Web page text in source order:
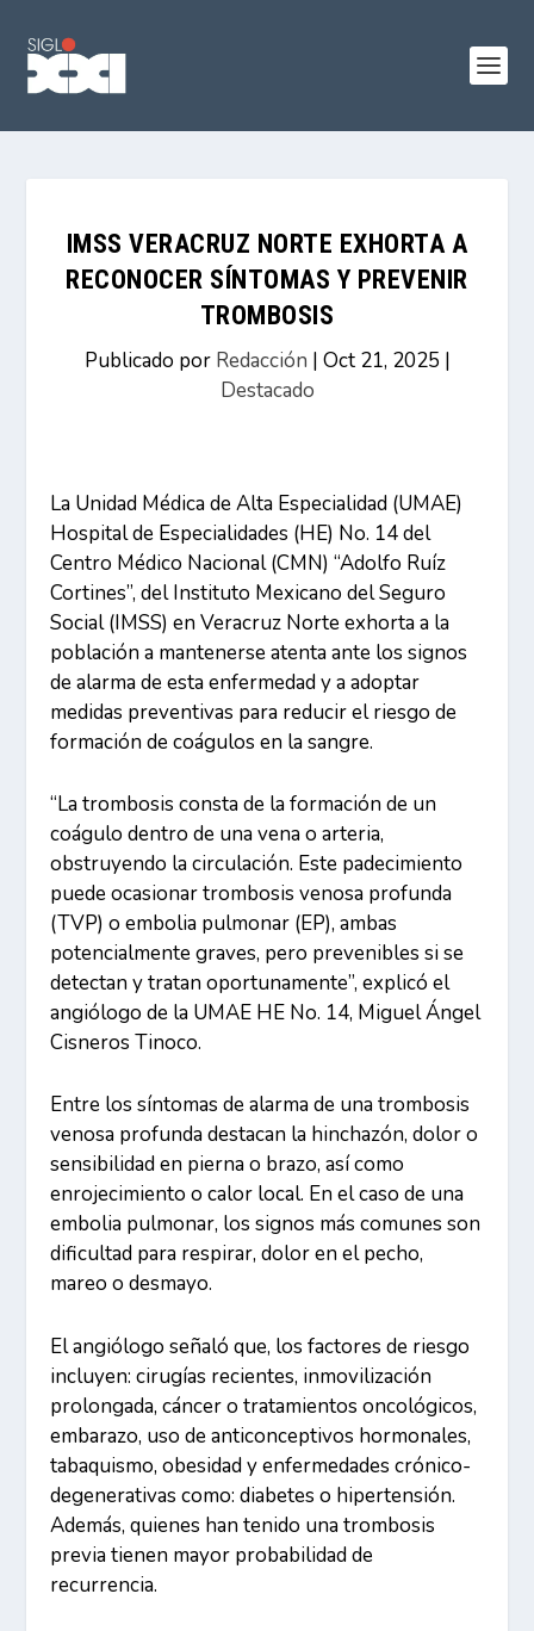
IMSS VERACRUZ NORTE EXHORTA A
RECONOCER SÍNTOMAS Y PREVENIR
TROMBOSIS
Publicado por Redacción | Oct 21, 2025 |
Destacado
La Unidad Médica de Alta Especialidad (UMAE)
Hospital de Especialidades (HE) No. 14 del
Centro Médico Nacional (CMN) “Adolfo Ruíz
Cortines”, del Instituto Mexicano del Seguro
Social (IMSS) en Veracruz Norte exhorta a la
población a mantenerse atenta ante los signos
de alarma de esta enfermedad y a adoptar
medidas preventivas para reducir el riesgo de
formación de coágulos en la sangre.
“La trombosis consta de la formación de un
coágulo dentro de una vena o arteria,
obstruyendo la circulación. Este padecimiento
puede ocasionar trombosis venosa profunda
(TVP) o embolia pulmonar (EP), ambas
potencialmente graves, pero prevenibles si se
detectan y tratan oportunamente”, explicó el
angiólogo de la UMAE HE No. 14, Miguel Ángel
Cisneros Tinoco.
Entre los síntomas de alarma de una trombosis
venosa profunda destacan la hinchazón, dolor o
sensibilidad en pierna o brazo, así como
enrojecimiento o calor local. En el caso de una
embolia pulmonar, los signos más comunes son
dificultad para respirar, dolor en el pecho,
mareo o desmayo.
El angiólogo señaló que, los factores de riesgo
incluyen: cirugías recientes, inmovilización
prolongada, cáncer o tratamientos oncológicos,
embarazo, uso de anticonceptivos hormonales,
tabaquismo, obesidad y enfermedades crónico-
degenerativas como: diabetes o hipertensión.
Además, quienes han tenido una trombosis
previa tienen mayor probabilidad de
recurrencia.